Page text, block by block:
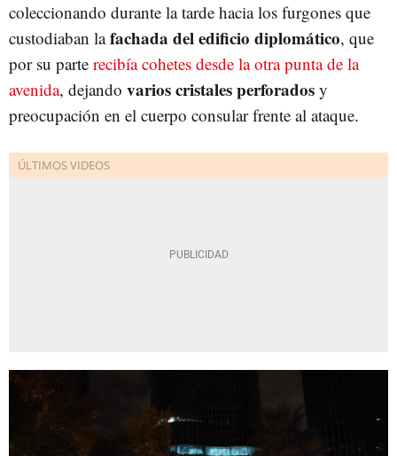
coleccionando durante la tarde hacia los furgones que
custodiaban lafachada del edificio diplomático, que
por su parte recibía cohetes desde la otra punta de la
avenida, dejando varios cristales perforados y
preocupación en el cuerpo consular frente al ataque.